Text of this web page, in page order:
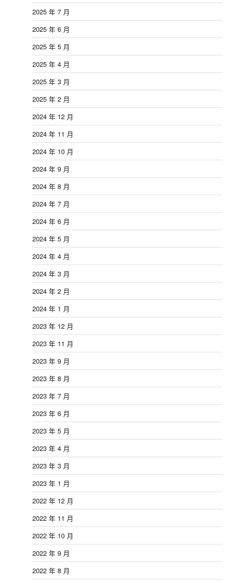
2025 年 7 月
2025 年 6 月
2025 年 5 月
2025 年 4 月
2025 年 3 月
2025 年 2 月
2024 年 12 月
2024 年 11 月
2024 年 10 月
2024 年 9 月
2024 年 8 月
2024 年 7 月
2024 年 6 月
2024 年 5 月
2024 年 4 月
2024 年 3 月
2024 年 2 月
2024 年 1 月
2023 年 12 月
2023 年 11 月
2023 年 9 月
2023 年 8 月
2023 年 7 月
2023 年 6 月
2023 年 5 月
2023 年 4 月
2023 年 3 月
2023 年 1 月
2022 年 12 月
2022 年 11 月
2022 年 10 月
2022 年 9 月
2022 年 8 月